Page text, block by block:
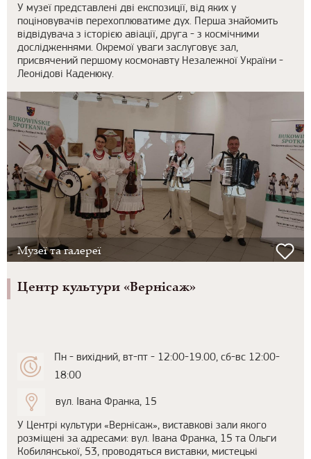
У музеї представлені дві експозиції, від яких у
поціновувачів перехоплюватиме дух. Перша знайомить
відвідувача з історією авіації, друга - з космічними
дослідженнями. Окремої уваги заслуговує зал,
присвячений першому космонавту Незалежної України -
Леонідові Каденюку.
Музеї та галереї
Центр культури «Вернісаж»
Пн - вихідний, вт-пт - 12:00-19.00, сб-вс 12:00-
18:00
вул. Івана Франка, 15
У Центрі культури «Вернісаж», виставкові зали якого
розміщені за адресами: вул. Івана Франка, 15 та Ольги
Кобилянської, 53, проводяться виставки, мистецькі